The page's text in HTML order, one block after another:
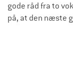
gode råd fra to
på, at den næste